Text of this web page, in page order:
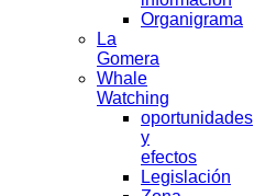
Organigrama
La
Gomera
Whale
Watching
oportunidades
y
efectos
Legislación